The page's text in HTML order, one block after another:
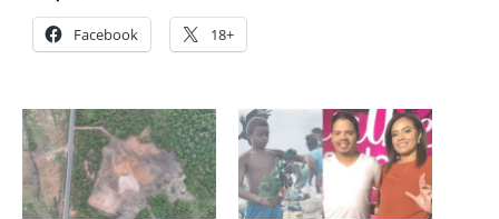
Facebook 18+